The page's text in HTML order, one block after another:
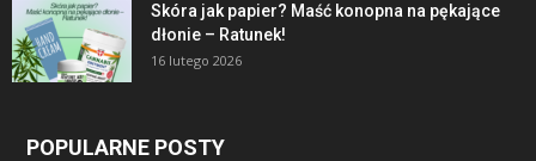
Skóra jak papier? Maść konopna na pękające
dłonie – Ratunek!
16 lutego 2026
POPULARNE POSTY